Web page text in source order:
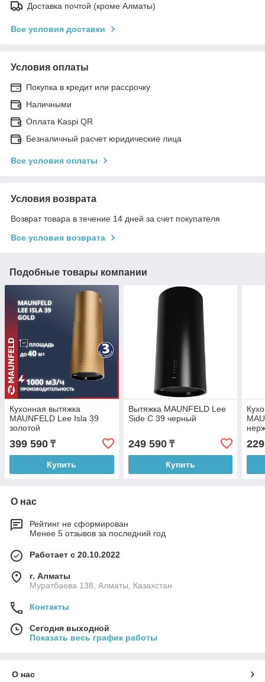
Доставка почтой (кроме Алматы)
Все условия доставки
Условия оплаты
Покупка в кредит или рассрочку
Наличными
Оплата Kaspi QR
Безналичный расчет юридические лица
Все условия оплаты
Условия возврата
Возврат товара в течение 14 дней за счет покупателя
Все условия возврата
Подобные товары компании
Кухонная вытяжка
MAUNFELD Lee Isla 39
золотой
399 590 ₸
Купить
Вытяжка MAUNFELD Lee
Side C 39 черный
249 590₸
Купить
О нас
Рейтинг не сформирован
Менее 5 отзывов за последний год
Работает с 20.10.2022
г. Алматы
Муратбаева 138, Алматы, Казахстан
Контакты
Сегодня выходной
Показать весь график работы
О нас